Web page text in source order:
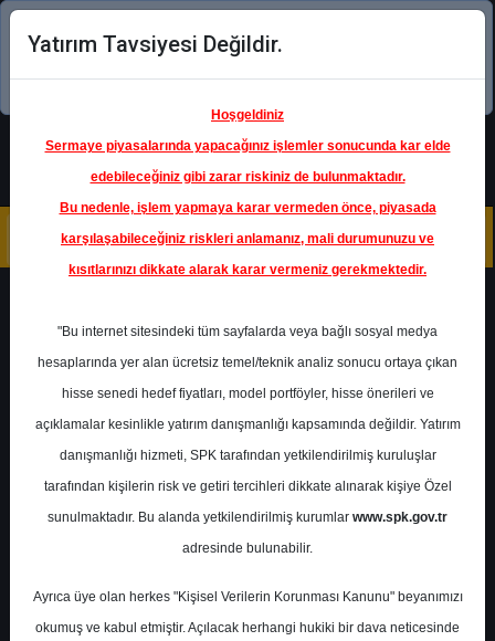
Şimdi uygulamayı indirin!
Ana Sayfa Raporlar
Deniz Yatırım
Rapor Detay
VESTL - Hedef Fiyat
Deniz Yatırım 11 Kasım 2024
Yatırım Tavsiyesi Değildir.
Hoşgeldiniz
Sermaye piyasalarında yapacağınız işlemler sonucunda kar elde
edebileceğiniz gibi zarar riskiniz de bulunmaktadır.
Bu nedenle, işlem yapmaya karar vermeden önce, piyasada
karşılaşabileceğiniz riskleri anlamanız, mali durumunuzu ve
kısıtlarınızı dikkate alarak karar vermeniz gerekmektedir.
"Bu internet sitesindeki tüm sayfalarda veya bağlı sosyal medya
hesaplarında yer alan ücretsiz temel/teknik analiz sonucu ortaya çıkan
hisse senedi hedef fiyatları, model portföyler, hisse önerileri ve
açıklamalar kesinlikle yatırım danışmanlığı kapsamında değildir. Yatırım
danışmanlığı hizmeti, SPK tarafından yetkilendirilmiş kuruluşlar
tarafından kişilerin risk ve getiri tercihleri dikkate alınarak kişiye Özel
sunulmaktadır. Bu alanda yetkilendirilmiş kurumlar www.spk.gov.tr
adresinde bulunabilir.
Ayrıca üye olan herkes "Kişisel Verilerin Korunması Kanunu" beyanımızı
okumuş ve kabul etmiştir. Açılacak herhangi hukiki bir dava neticesinde